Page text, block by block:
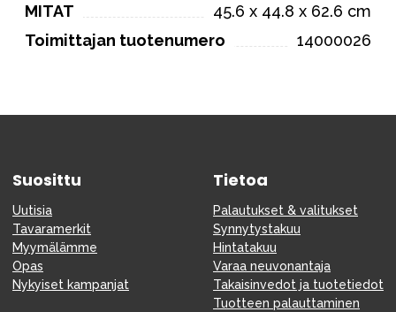
MITAT
45.6 x 44.8 x 62.6 cm
Toimittajan tuotenumero
14000026
Suosittu
Uutisia
Tavaramerkit
Myymälämme
Opas
Nykyiset kampanjat
Tietoa
Palautukset & valitukset
Synnytystakuu
Hintatakuu
Varaa neuvonantaja
Takaisinvedot ja tuotetiedot
Tuotteen palauttaminen